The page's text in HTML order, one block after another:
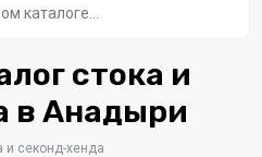
стока и
в Анадыри
и секонд-хенда